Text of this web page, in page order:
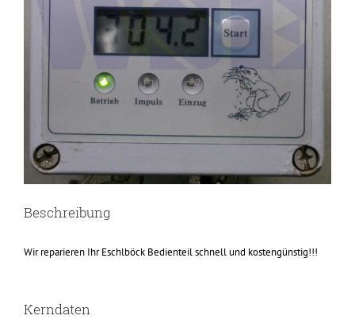
Beschreibung
Wir reparieren Ihr Eschlböck Bedienteil schnell und kostengünstig!!!
Kerndaten